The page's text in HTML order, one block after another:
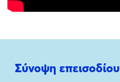
Σύνοψη επεισοδίου